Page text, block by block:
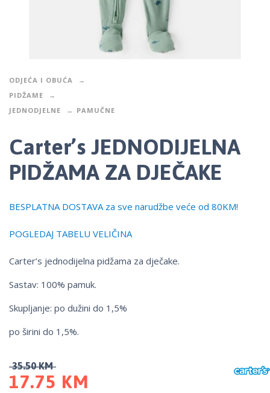
ODJEĆA I OBUĆA
PIDŽAME
JEDNODJELNE
PAMUČNE
Carter’s JEDNODIJELNA
PIDŽAMA ZA DJEČAKE
BESPLATNA DOSTAVA za sve narudžbe veće od 80KM!
POGLEDAJ TABELU VELIČINA
Carter’s jednodijelna pidžama za dječake.
Sastav: 100% pamuk.
Skupljanje: po dužini do 1,5%
po širini do 1,5%.
35.50KM
17.75 KM